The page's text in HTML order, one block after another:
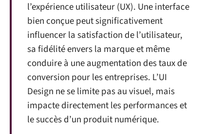
l’expérience utilisateur (UX). Une interface
bien conçue peut significativement
influencer la satisfaction de l’utilisateur,
sa fidélité envers la marque et même
conduire à une augmentation des taux de
conversion pour les entreprises. L’UI
Design ne se limite pas au visuel, mais
impacte directement les performances et
le succès d’un produit numérique.